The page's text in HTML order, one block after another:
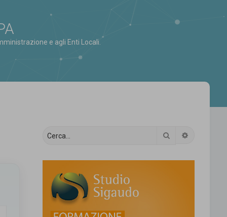
e agli Enti Locali.
Cerca